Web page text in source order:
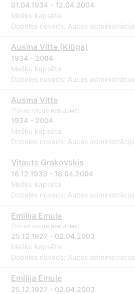
01.04.1934 - 12.04.2004
Mešķu kapsēta
Dobeles novads: Auces administrācija
Ausma Vitte (Klūga)
1934 - 2004
Mešķu kapsēta
Dobeles novads: Auces administrācija
Ausma Vitte
(Точне місце невідоме)
1934 - 2004
Mešķu kapsēta
Dobeles novads: Auces administrācija
Vitauts Grakovskis
16.12.1933 - 18.04.2004
Mešķu kapsēta
Dobeles novads: Auces administrācija
Emīlija Emule
(Точне місце невідоме)
25.12.1927 - 02.04.2003
Mešķu kapsēta
Dobeles novads: Auces administrācija
Emīlija Emule
25.12.1927 - 02.04.2003